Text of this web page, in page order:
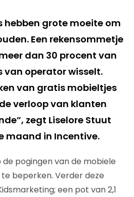
hebben grote moeite om
Een rekensommetje
dan 30 procent van
van operator wisselt.
van gratis mobieltjes
verloop van klanten
zegt Liselore Stuut
maand in Incentive.
pogingen van de mobiele
beperken. Verder deze
een pot van 2,1